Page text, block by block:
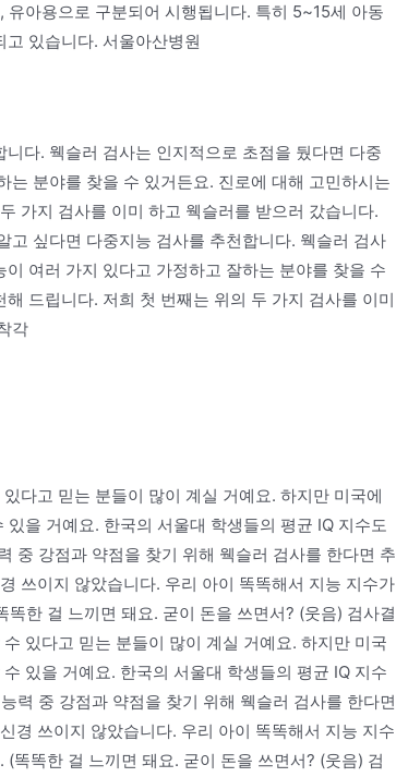
아용으로 구분되어 시행됩니다. 특히 5~15세 아동
있습니다. 서울아산병원
다. 웩슬러 검사는 인지적으로 초점을 뒀다면 다중
분야를 찾을 수 있거든요. 진로에 대해 고민하시는
가지 검사를 이미 하고 웩슬러를 받으러 갔습니다.
고 싶다면 다중지능 검사를 추천합니다. 웩슬러 검사
여러 가지 있다고 가정하고 잘하는 분야를 찾을 수
드립니다. 저희 첫 번째는 위의 두 가지 검사를 이미
각
다고 믿는 분들이 많이 계실 거예요. 하지만 미국에
을 거예요. 한국의 서울대 학생들의 평균 IQ 지수도
중 강점과 약점을 찾기 위해 웩슬러 검사를 한다면 추
쓰이지 않았습니다. 우리 아이 똑똑해서 지능 지수가
한 걸 느끼면 돼요. 굳이 돈을 쓰면서? (웃음) 검사결
있다고 믿는 분들이 많이 계실 거예요. 하지만 미국
있을 거예요. 한국의 서울대 학생들의 평균 IQ 지수
력 중 강점과 약점을 찾기 위해 웩슬러 검사를 한다면
경 쓰이지 않았습니다. 우리 아이 똑똑해서 지능 지수
똑똑한 걸 느끼면 돼요. 굳이 돈을 쓰면서? (웃음) 검